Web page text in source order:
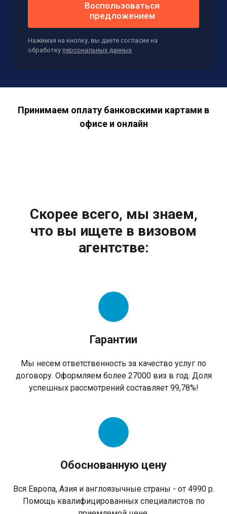
Воспользоваться
предложением
Нажимая на кнопку, вы даете согласие на
обработку персональных данных
Принимаем оплату банковскими картами в
офисе и онлайн
Скорее всего, мы знаем,
что вы ищете в визовом
агентстве:
Гарантии
Мы несем ответственность за качество услуг по
договору. Оформляем более 27000 виз в год. Доля
успешных рассмотрений составляет 99,78%!
Обоснованную цену
Вся Европа, Азия и англоязычные страны - от 4990 р.
Помощь квалифицированных специалистов по